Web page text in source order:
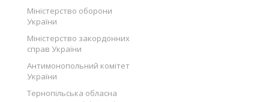
Міністерство оборони
України
Міністерство закордонних
справ України
Антимонопольний комітет
України
Тернопільська обласна